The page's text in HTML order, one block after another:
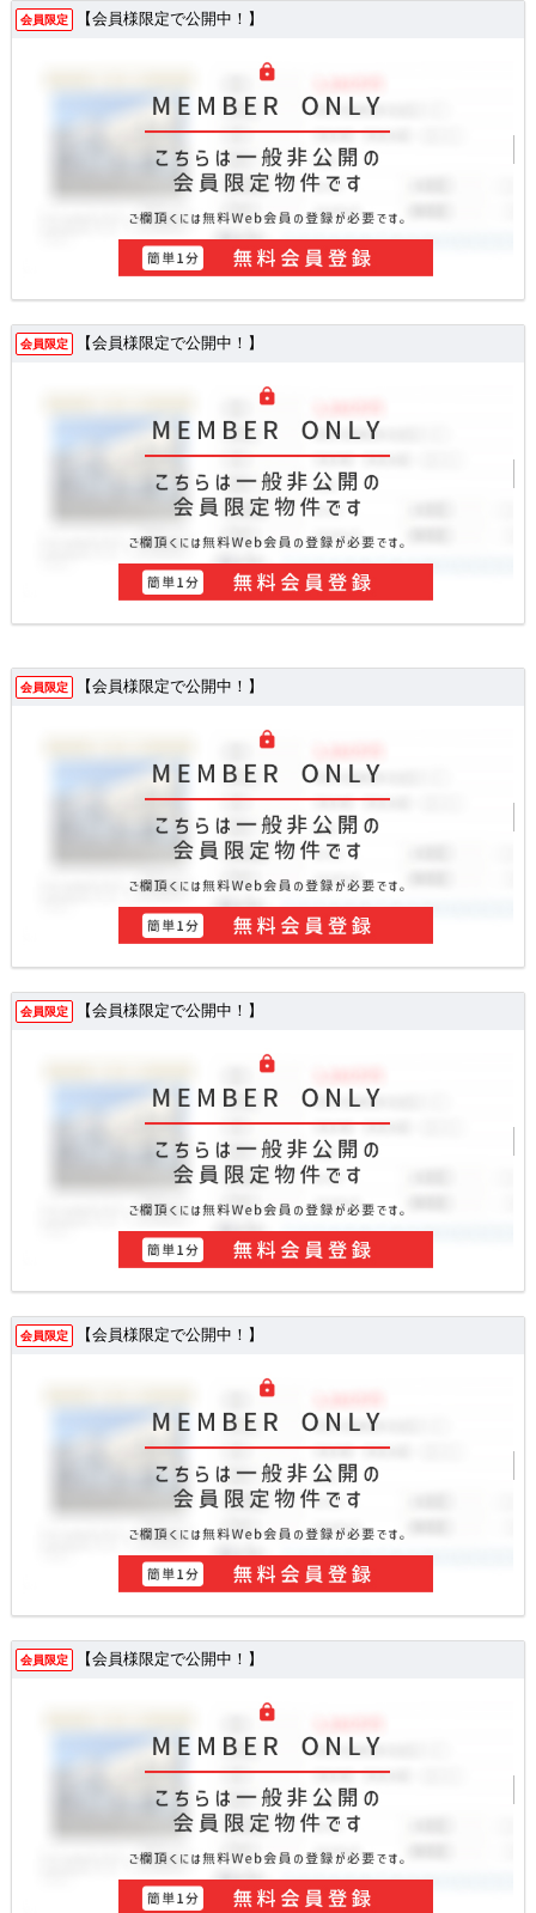
会員限定 【会員様限定で公開中！】
会員限定 【会員様限定で公開中！】
会員限定 【会員様限定で公開中！】
会員限定 【会員様限定で公開中！】
会員限定 【会員様限定で公開中！】
会員限定 【会員様限定で公開中！】